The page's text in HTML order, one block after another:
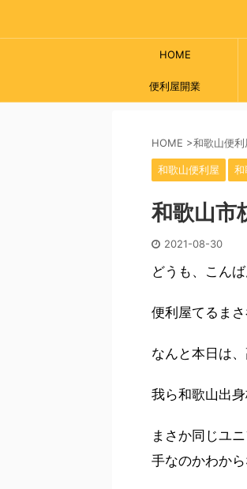
HOME
便利屋開業
HOME >和歌山便利
和歌山便利屋 和
和歌山市
2021-08-30
どうも、こんば
便利屋てるまさ
なんと本日は
我ら和歌山出
まさか同じユ
手なのかわか